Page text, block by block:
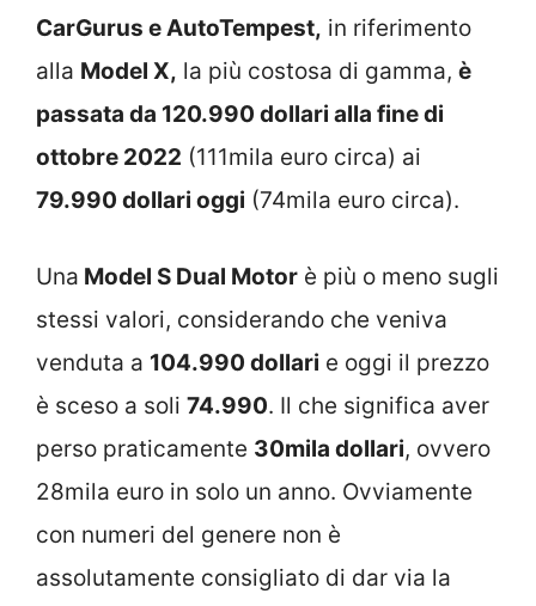
CarGurus e AutoTempest, in riferimento
alla Model X, la più costosa di gamma, è
passata da 120.990 dollari alla fine di
ottobre 2022 (111mila euro circa) ai
79.990 dollari oggi (74mila euro circa).
Una Model S Dual Motor è più o meno sugli
stessi valori, considerando che veniva
venduta a 104.990 dollari e oggi il prezzo
è sceso a soli 74.990. Il che significa aver
perso praticamente 30mila dollari, ovvero
28mila euro in solo un anno. Ovviamente
con numeri del genere non è
assolutamente consigliato di dar via la